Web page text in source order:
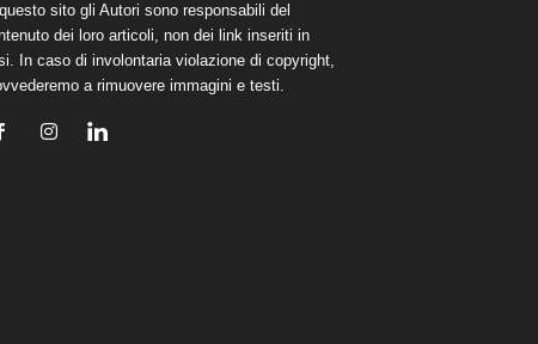
sito gli Autori sono responsabili del
dei loro articoli, non dei link inseriti in
In caso di involontaria violazione di copyright,
a rimuovere immagini e testi.